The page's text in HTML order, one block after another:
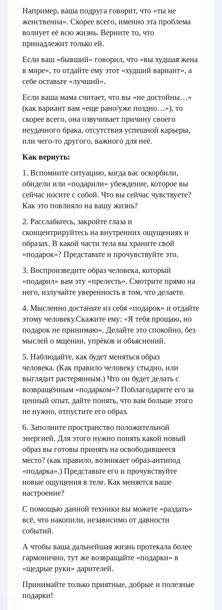
Например, ваша подруга говорит, что «ты не
женственна». Скорее всего, именно эта проблема
волнует её всю жизнь. Верните то, что
принадлежит только ей.
Если ваш «бывший» говорил, что «вы худшая жена
в мире», то отдайте ему этот «худший вариант», а
себе оставьте «лучший».
Если ваша мама считает, что вы «не достойны…»
(как вариант вам «еще рано/уже поздно…»), то
скорее всего, она озвучивает причину своего
неудачного брака, отсутствия успешной карьеры,
или чего-то другого, важного для неё.
Как вернуть:
1. Вспомните ситуацию, когда вас оскорбили,
обидели или «подарили» убеждение, которое вы
сейчас носите с собой. Что вы сейчас чувствуете?
Как это повлияло на вашу жизнь?
2. Расслабьтесь, закройте глаза и
сконцентрируйтесь на внутренних ощущениях и
образах. В какой части тела вы храните свой
«подарок»? Представьте и прочувствуйте это.
3. Воспроизведите образ человека, который
«подарил» вам эту «прелесть». Смотрите прямо на
него, излучайте уверенность в том, что делаете.
4. Мысленно достаньте из себя «подарок» и отдайте
этому человеку.Скажите ему: «Я тебя прощаю, но
подарок не принимаю». Делайте это спокойно, без
мыслей о мщении, упрёков и объяснений.
5. Наблюдайте, как будет меняться образ
человека. (Как правило человеку стыдно, или
выглядит растерянным.) Что он будет делать с
возвращённым «подарком»? Поблагодарите его за
ценный опыт, дайте понять, что вам больше этого
не нужно, отпустите его образ.
6. Заполните пространство положительной
энергией. Для этого нужно понять какой новый
образ вы готовы принять на освободившееся
место? (как правило, возникает образ-антипод
«подарка».) Представьте его и прочувствуйте
новые ощущения в теле. Как меняется ваше
настроение?
С помощью данной техники вы можете «раздать»
всё, что накопили, независимо от давности
событий.
А чтобы ваша дальнейшая жизнь протекала более
гармонично, тут же возвращайте «подарки» в
«щедрые руки» дарителей.
Принимайте только приятные, добрые и полезные
подарки!